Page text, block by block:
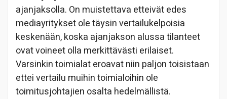
ajanjaksolla. On muistettava etteivät edes
mediayritykset ole täysin vertailukelpoisia
keskenään, koska ajanjakson alussa tilanteet
ovat voineet olla merkittävästi erilaiset.
Varsinkin toimialat eroavat niin paljon toisistaan
ettei vertailu muihin toimialoihin ole
toimitusjohtajien osalta hedelmällistä.